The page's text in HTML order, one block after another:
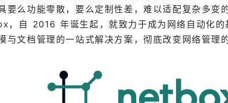
要么功能零散，要么定制性差，难以适配复杂多
，自 2016 年诞生起，就致力于成为网络自动化的
与文档管理的一站式解决方案，彻底改变网络管理